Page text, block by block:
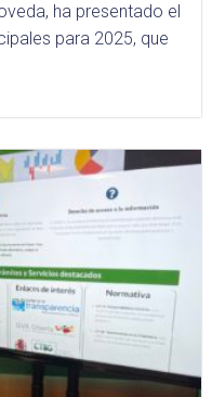
ha presentado el
para 2025, que